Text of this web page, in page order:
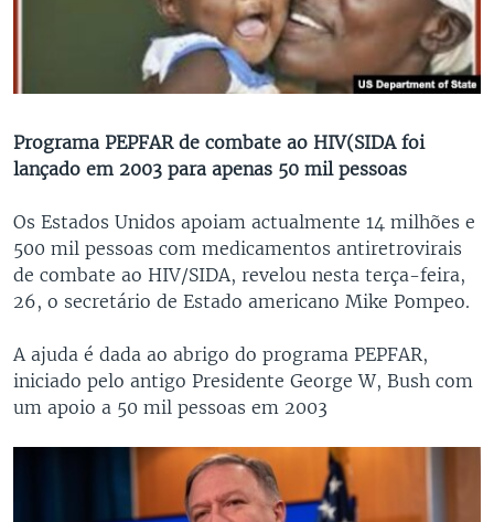
Programa PEPFAR de combate ao HIV(SIDA foi
lançado em 2003 para apenas 50 mil pessoas
Os Estados Unidos apoiam actualmente 14 milhões e
500 mil pessoas com medicamentos antiretrovirais
de combate ao HIV/SIDA, revelou nesta terça-feira,
26, o secretário de Estado americano Mike Pompeo.
A ajuda é dada ao abrigo do programa PEPFAR,
iniciado pelo antigo Presidente George W, Bush com
um apoio a 50 mil pessoas em 2003